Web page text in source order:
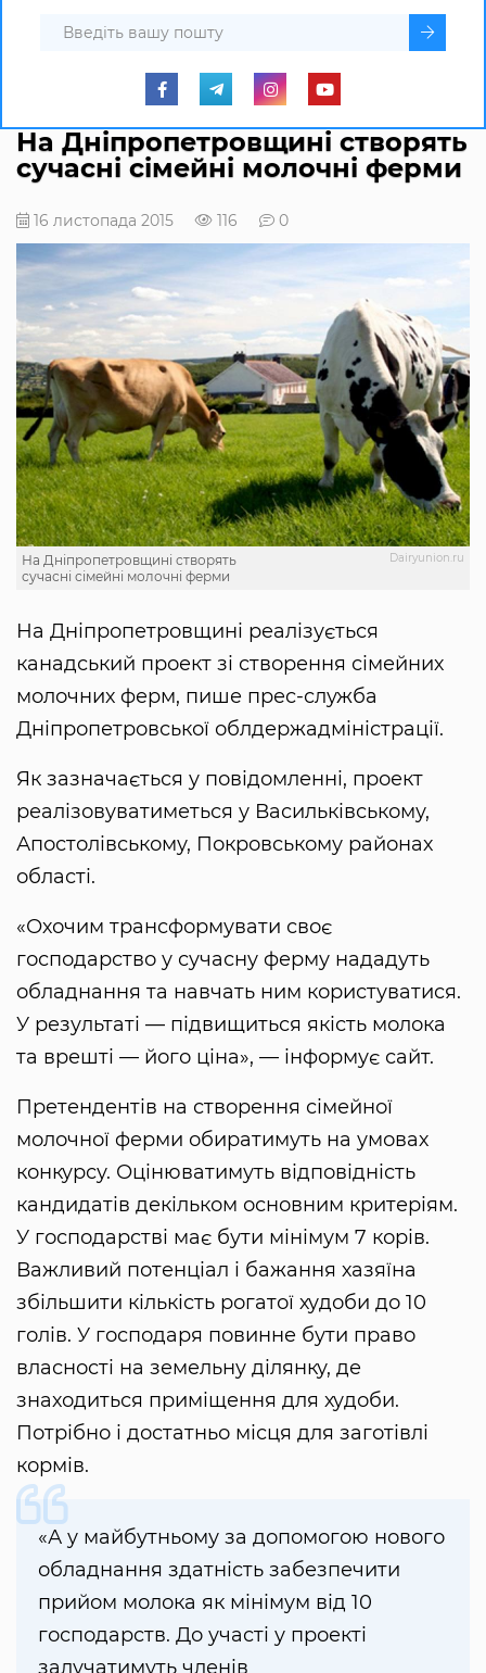
На Дніпропетровщині створять
сучасні сімейні молочні ферми
16 листопада 2015 116 0
Dairyunion.ru
На Дніпропетровщині створять
сучасні сімейні молочні ферми
На Дніпропетровщині реалізується
канадський проект зі створення сімейних
молочних ферм, пише прес-служба
Дніпропетровської облдержадміністрації.
Як зазначається у повідомленні, проект
реалізовуватиметься у Васильківському,
Апостолівському, Покровському районах
області.
«Охочим трансформувати своє
господарство у сучасну ферму нададуть
обладнання та навчать ним користуватися.
У результаті — підвищиться якість молока
та врешті — його ціна», — інформує сайт.
Претендентів на створення сімейної
молочної ферми обиратимуть на умовах
конкурсу. Оцінюватимуть відповідність
кандидатів декільком основним критеріям.
У господарстві має бути мінімум 7 корів.
Важливий потенціал і бажання хазяїна
збільшити кількість рогатої худоби до 10
голів. У господаря повинне бути право
власності на земельну ділянку, де
знаходиться приміщення для худоби.
Потрібно і достатньо місця для заготівлі
кормів.
«А у майбутньому за допомогою нового
обладнання здатність забезпечити
прийом молока як мінімум від 10
господарств. До участі у проекті
залучатимуть членів